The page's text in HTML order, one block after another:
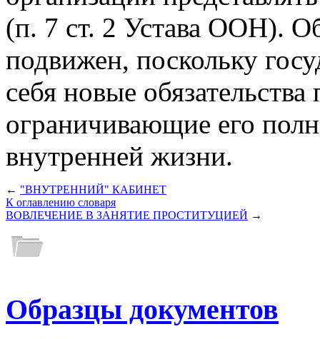
(п. 7 ст. 2 Устава ООН).
подвижен, поскольку
себя новые
ограничивающие его
внутренней жизни.
← "ВНУТРЕННИЙ" КАБИНЕТ
К оглавлению словаря
ВОВЛЕЧЕНИЕ В ЗАНЯТИЕ ПРОСТИТУЦИЕЙ →
Образцы документов